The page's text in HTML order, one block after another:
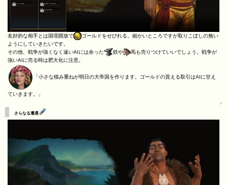
友好的な相手とは国境開放で
ゴールドをせびれる。細かいところですが取りこぼしの無い
ようにしていきたいです。
その他、戦争が強くなく遠いAIには余った
鉄や
馬も売りつけていいでしょう。戦争が
強いAIに売る時は肥大化に注意。
「小さな積み重ねが明日の大帝国を作ります。ゴールドの貰える取引はAIに甘え
ていきます。」
↑
さらなる遭遇